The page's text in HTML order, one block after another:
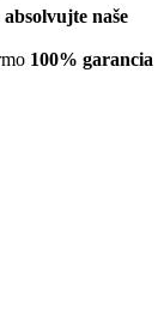
absolvujte naše
100% garancia